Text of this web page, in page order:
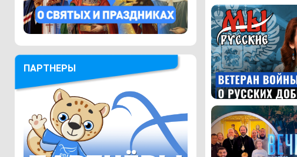
ПАРТНЕРЫ